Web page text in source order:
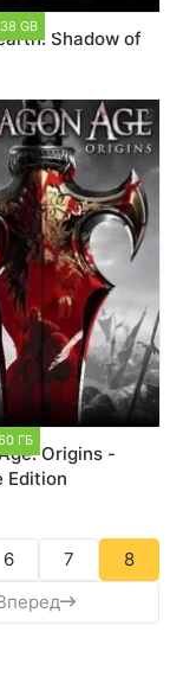
GB
Shadow of
ГБ
Origins -
Edition
6 7
8